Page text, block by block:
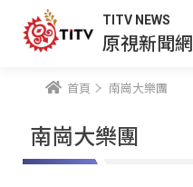
TITV NEWS
原視新聞網
首頁 南崗大樂團
南崗大樂團